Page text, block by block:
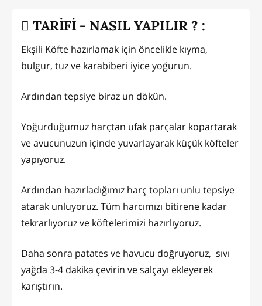
TARİFİ - NASIL YAPILIR ? :
Ekşili Köfte hazırlamak için öncelikle kıyma,
bulgur, tuz ve karabiberi iyice yoğurun.
Ardından tepsiye biraz un dökün.
Yoğurduğumuz harçtan ufak parçalar kopartarak
ve avucunuzun içinde yuvarlayarak küçük köfteler
yapıyoruz.
Ardından hazırladığımız harç topları unlu tepsiye
atarak unluyoruz. Tüm harcımızı bitirene kadar
tekrarlıyoruz ve köftelerimizi hazırlıyoruz.
Daha sonra patates ve havucu doğruyoruz, sıvı
yağda 3-4 dakika çevirin ve salçayı ekleyerek
karıştırın.